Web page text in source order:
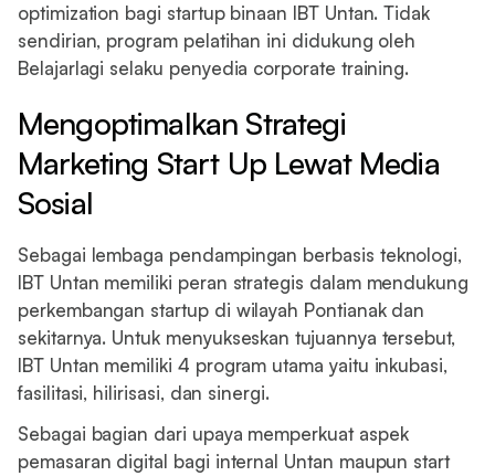
optimization bagi startup binaan IBT Untan. Tidak
sendirian, program pelatihan ini didukung oleh
Belajarlagi selaku penyedia corporate training.
Mengoptimalkan Strategi
Marketing Start Up Lewat Media
Sosial
Sebagai lembaga pendampingan berbasis teknologi,
IBT Untan memiliki peran strategis dalam mendukung
perkembangan startup di wilayah Pontianak dan
sekitarnya. Untuk menyukseskan tujuannya tersebut,
IBT Untan memiliki 4 program utama yaitu inkubasi,
fasilitasi, hilirisasi, dan sinergi.
Sebagai bagian dari upaya memperkuat aspek
pemasaran digital bagi internal Untan maupun start